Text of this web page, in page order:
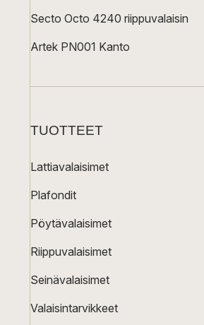
Secto Octo 4240 riippuvalaisin
Artek PN001 Kanto
TUOTTEET
Lattiavalaisimet
Plafondit
Pöytävalaisimet
Riippuvalaisimet
Seinävalaisimet
Valaisintarvikkeet